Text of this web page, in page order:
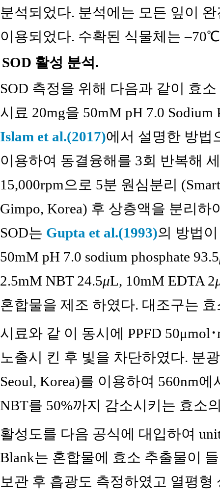
분석되었다. 분석에는 모든 잎이
이용되었다. 수확된 식물체는
SOD 활성 분석.
SOD 측정을 위해 다음과 같이 효
시료 20mg을 50mM pH 7.0 Sodium
Islam et al.(2017)에서 설명한 방법
이용하여 동결융해를 3회 반복해
15,000rpm으로 5분 원심분리
Gimpo, Korea) 후 상층액을 분리하
SOD는 Gupta et al.(1993)의 방법
50mM pH 7.0 sodium phosphate 93.5
2.5mM NBT 24.5μL, 10mM EDTA 2
혼합물을 제조 하였다. 대조구는
시료와 같 이 동시에 PPFD 50μmol･
노출시 킨 후 빛을 차단하였다. 분
Seoul, Korea)를 이용하여 560nm
NBT를 50%까지 감소시키는 효소
활성도를 다음 공식에 대입하여
Blank는 혼합물에 효소 추출물이
보관 후 흡광도 측정하였고 열평형